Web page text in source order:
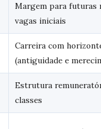
Margem para futuras
vagas iniciais
Carreira com
(antiguidade e
Estrutura
classes